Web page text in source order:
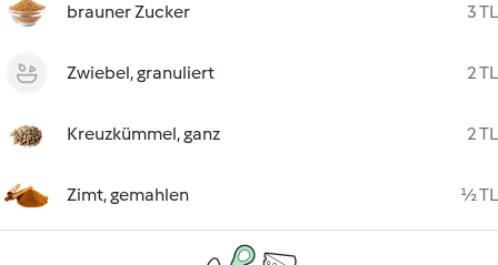
brauner Zucker 3 TL
Zwiebel, granuliert 2 TL
Kreuzkümmel, ganz 2 TL
Zimt, gemahlen ½ TL